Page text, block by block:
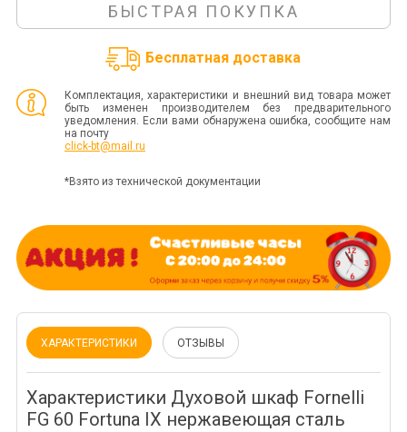
БЫСТРАЯ ПОКУПКА
Бесплатная доставка
Комплектация, характеристики и внешний вид товара может
быть изменен производителем без предварительного
уведомления. Если вами обнаружена ошибка, сообщите нам
на почту
click-bt@mail.ru
*Взято из технической документации
ХАРАКТЕРИСТИКИ ОТЗЫВЫ
Характеристики Духовой шкаф Fornelli
FG 60 Fortuna IX нержавеющая сталь